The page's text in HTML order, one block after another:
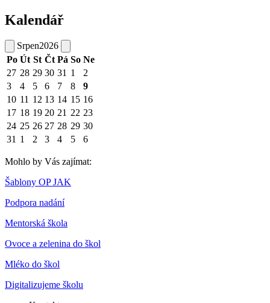
Kalendář
Srpen2026
Po Út St Čt Pá So Ne
27 28 29 30 31 1
2
3
4 5 6 7 8
9
10 11 12 13 14 15 16
17 18 19 20 21 22 23
24 25 26 27 28 29 30
31 1 2 3 4 5 6
Mohlo by Vás zajímat:
Šablony OP JAK
Podpora nadání
Mentorská škola
Ovoce a zelenina do škol
Mléko do škol
Digitalizujeme školu